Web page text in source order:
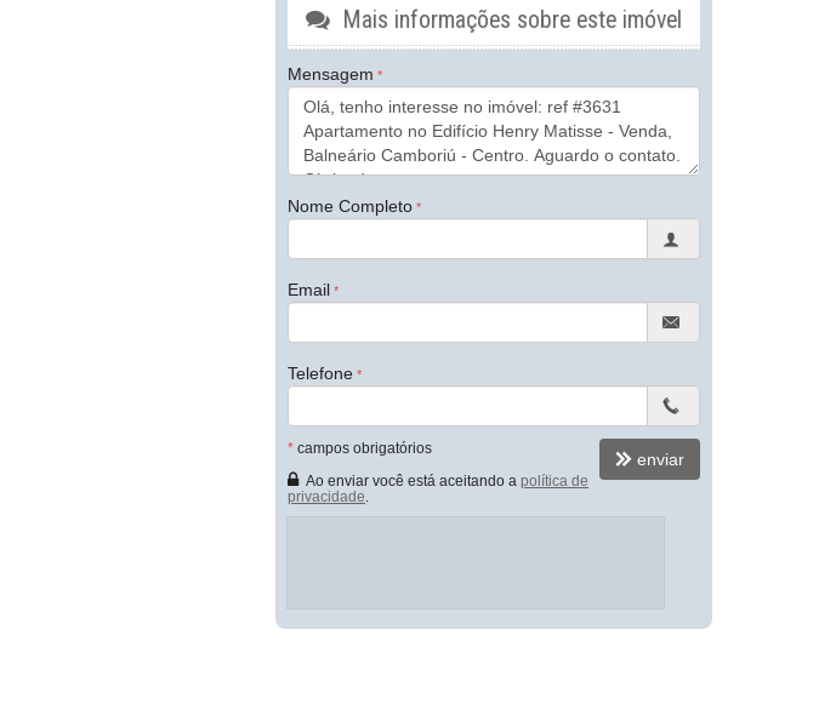
Mais informações sobre este imóvel
Mensagem
Nome Completo
Email
Telefone
* campos obrigatórios
Ao enviar você está aceitando a política de
privacidade
enviar